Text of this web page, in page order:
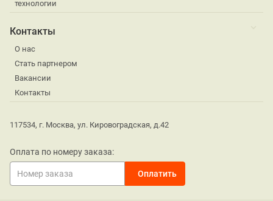
технологии
Контакты
О нас
Стать партнером
Вакансии
Контакты
117534, г. Москва, ул. Кировоградская, д.42
Оплата по номеру заказа: